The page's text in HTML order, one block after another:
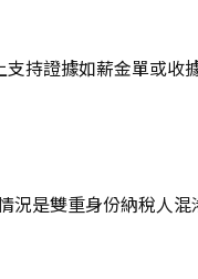
持證據如薪金單或收
是雙重身份納稅人